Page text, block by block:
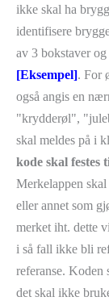
ikke skal ha
identifisere
av 3 bokstaver
[Eksempel]. For
også angis en
"krydderøl",
skal meldes på i
kode skal festes
Merkelappen
eller annet som
merket iht. dette
i så fall ikke bli
referanse. Koden
det skal ikke